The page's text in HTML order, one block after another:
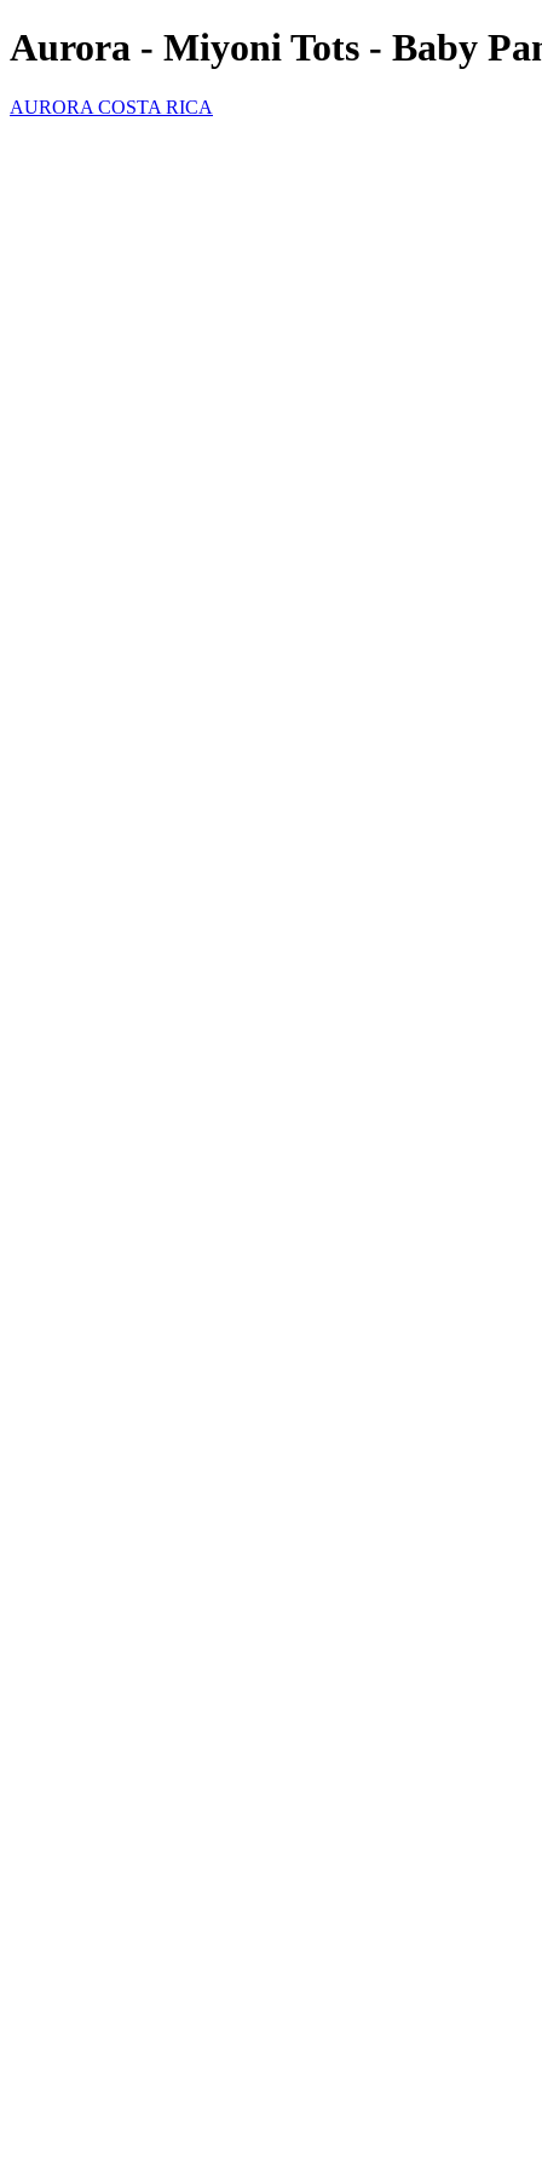
Aurora - Miyoni Tots - Baby
AURORA COSTA RICA